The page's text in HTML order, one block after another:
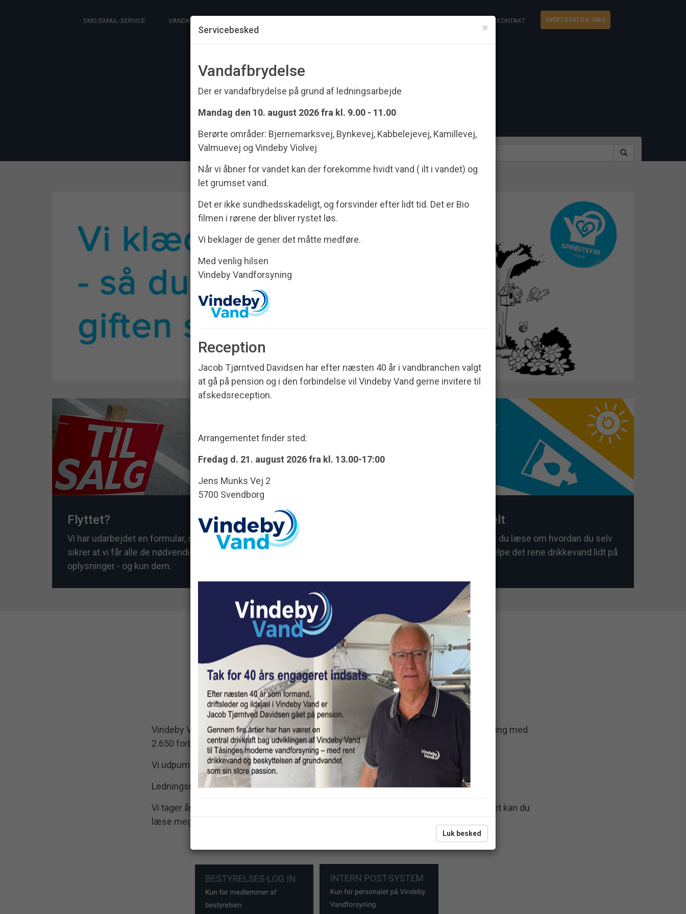
SMS/EMAIL-SERVICE VANDKVALITET KONTAKT DRIFTSTATUS: OBS
×
Servicebesked
Vandafbrydelse
Der er vandafbrydelse på grund af ledningsarbejde
Mandag den 10. august 2026 fra kl. 9.00 - 11.00
Berørte områder: Bjernemarksvej, Bynkevej, Kabbelejevej, Kamillevej,
Valmuevej og Vindeby Violvej
Når vi åbner for vandet kan der forekomme hvidt vand ( ilt i vandet) og
let grumset vand.
Det er ikke sundhedsskadeligt, og forsvinder efter lidt tid. Det er Bio
filmen i rørene der bliver rystet løs.
Vi beklager de gener det måtte medføre.
Med venlig hilsen
Vindeby Vandforsyning
Reception
Jacob Tjørntved Davidsen har efter næsten 40 år i vandbranchen valgt
at gå på pension og i den forbindelse vil Vindeby Vand gerne invitere til
afskedsreception.
Arrangementet finder sted:
Fredag d. 21. august 2026 fra kl. 13.00-17:00
Jens Munks Vej 2
5700 Svendborg
Luk besked
Flyttet?
Vi har udarbejdet en formular, som
sikrer at vi får alle de nødvendige
oplysninger - og kun dem.
Ledningsnet
Her kan du, ganske gratis, søge i
vores ledningsnet. Bemærk at kortet
Aktuelt
Her kan du læse om hvordan du selv
kan hjælpe det rene drikkevand lidt på
Vindeby Vandforsyning er...
Vindeby Vandforsyning er Svendborg Kommunes største forbrugerejede Vandforsyning med
2.650 forbrugere.
Vi udpumper ca. 250.000 m3vand.
Ledningsnettet består af ca. 168 km ledningsnet og mere end 10 km råvandsledning.
Vi tager årligt en lang række vandanalyser for at sikre kvaliteten af dit drikkevand og det kan du
læse meget mere om